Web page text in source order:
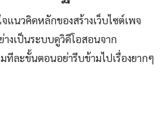
จแนวคิดหลักของสร้างเว็บไซต์เพจ
งเป็นระบบดูวิดีโอสอนจาก
ทีละขั้นตอนอย่ารีบข้ามไปเรื่องยากๆ